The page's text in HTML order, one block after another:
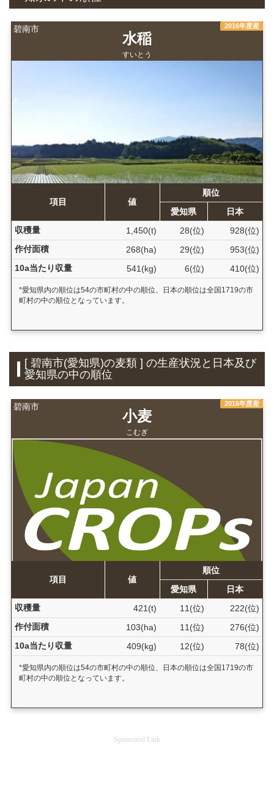
碧南市 2016年度産
水稲
すいとう
項目 値
順位
愛知県
日本
収穫量
1,450(t) 28(位)
928(位)
作付面積
268(ha) 29(位)
953(位)
10a当たり収量
541(kg) 6(位) 410(位)
*愛知県内の順位は54の市町村の中の順位、日本の順位は全国1719の市
町村の中の順位となっています。
[ 碧南市(愛知県)の麦類 ] の生産状況と日本及び
愛知県の中の順位
碧南市 2016年度産
小麦
こむぎ
項目 値
順位
愛知県
日本
収穫量
421(t) 11(位)
222(位)
作付面積
103(ha) 11(位)
276(位)
10a当たり収量
409(kg) 12(位) 78(位)
*愛知県内の順位は54の市町村の中の順位、日本の順位は全国1719の市
町村の中の順位となっています。
Sponsored Link